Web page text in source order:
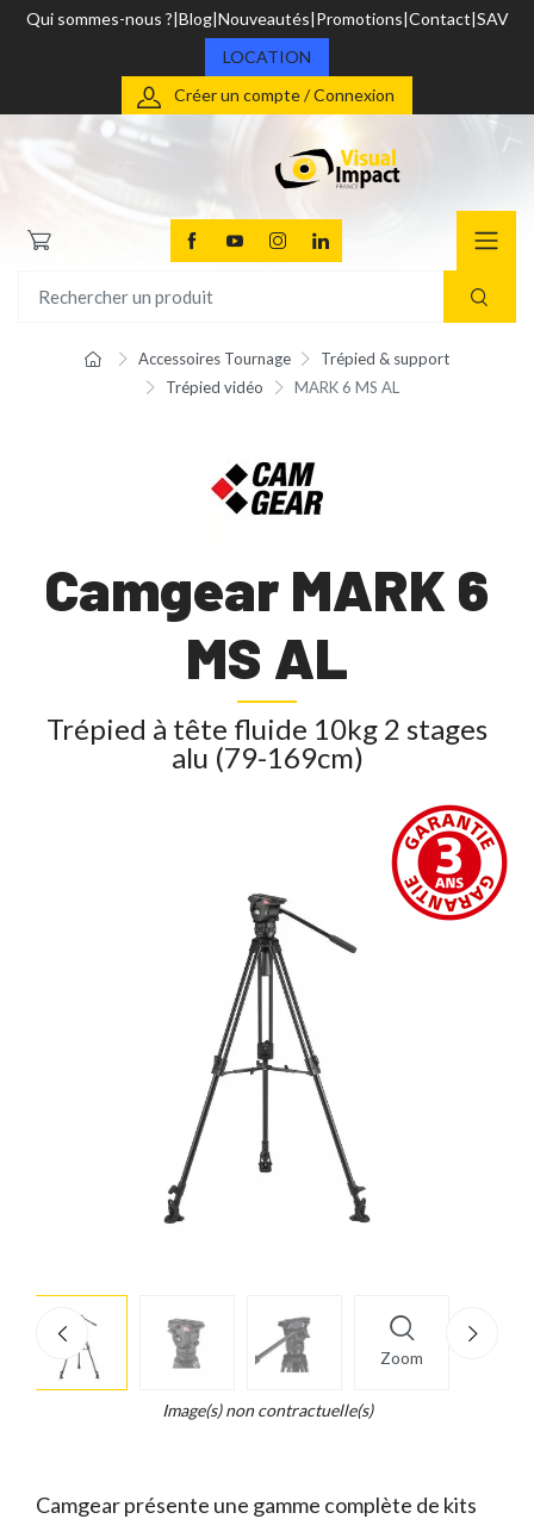
Qui sommes-nous ? Blog Nouveautés Promotions Contact SAV
LOCATION
Créer un compte / Connexion
Accessoires Tournage
Trépied & support
Trépied vidéo
MARK 6 MS AL
Camgear MARK 6
MS AL
Trépied à tête fluide 10kg 2 stages
alu (79-169cm)
Zoom
info
Legend...
Image(s) non contractuelle(s)
Camgear présente une gamme complète de kits